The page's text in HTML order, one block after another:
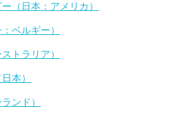
（日本：アメリカ）
ベルギー）
トラリア）
本）
ンド）